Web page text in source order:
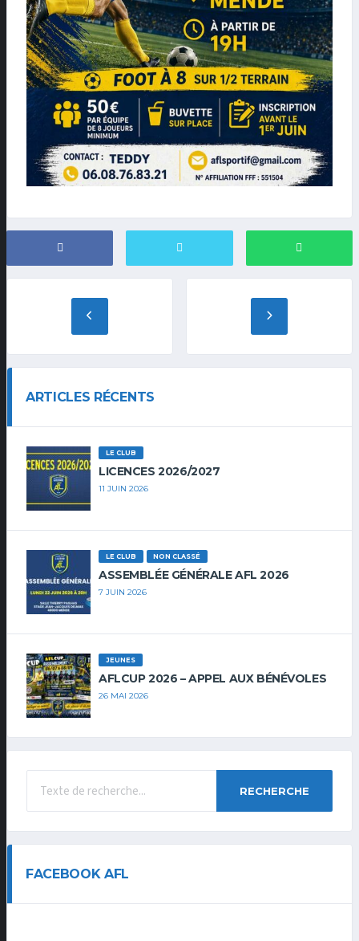
ARTICLES RÉCENTS
LE CLUB
LICENCES 2026/2027
11 JUIN 2026
LE CLUB NON CLASSÉ
ASSEMBLÉE GÉNÉRALE AFL 2026
7 JUIN 2026
JEUNES
AFLCUP 2026 – APPEL AUX BÉNÉVOLES
26 MAI 2026
RECHERCHE
FACEBOOK AFL